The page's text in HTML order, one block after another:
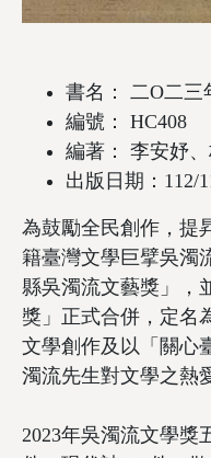
書名： 二O二三
編號： HC408
編著： 李安妤
出版日期：112/
為鼓勵全民創作，提
籍臺灣文學巨擘吳濁
縣吳濁流文藝獎」，
獎」正式合併，定名
文學創作及以「關心
濁流先生對文學之熱
2023年吳濁流文學獎